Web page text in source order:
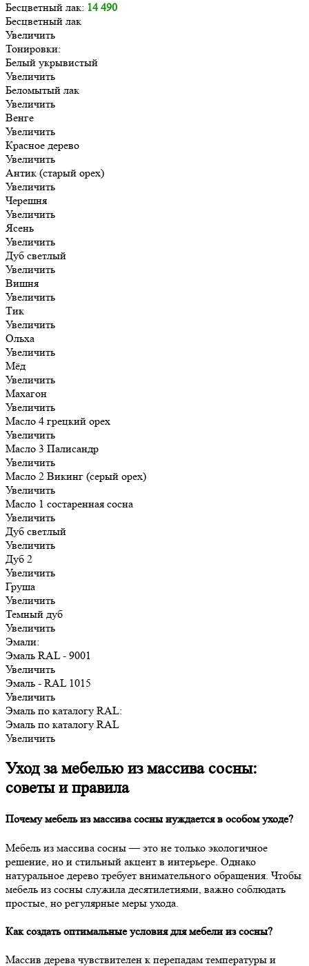
Бесцветный лак: 14 490
Бесцветный лак
Увеличить
Тонировки:
Белый укрывистый
Увеличить
Беломытый лак
Увеличить
Венге
Увеличить
Красное дерево
Увеличить
Антик (старый орех)
Увеличить
Черешня
Увеличить
Ясень
Увеличить
Дуб светлый
Увеличить
Вишня
Увеличить
Тик
Увеличить
Ольха
Увеличить
Мёд
Увеличить
Махагон
Увеличить
Масло 4 грецкий орех
Увеличить
Масло 3 Палисандр
Увеличить
Масло 2 Викинг (серый орех)
Увеличить
Масло 1 состаренная сосна
Увеличить
Дуб светлый
Увеличить
Дуб 2
Увеличить
Груша
Увеличить
Темный дуб
Увеличить
Эмали:
Эмаль RAL - 9001
Увеличить
Эмаль - RAL 1015
Увеличить
Эмаль по каталогу RAL:
Эмаль по каталогу RAL
Увеличить
Уход за мебелью из массива сосны:
советы и правила
Почему мебель из массива сосны нуждается в особом уходе?
Мебель из массива сосны — это не только экологичное
решение, но и стильный акцент в интерьере. Однако
натуральное дерево требует внимательного обращения. Чтобы
мебель из сосны служила десятилетиями, важно соблюдать
простые, но регулярные меры ухода.
Как создать оптимальные условия для мебели из сосны?
Массив дерева чувствителен к перепадам температуры и